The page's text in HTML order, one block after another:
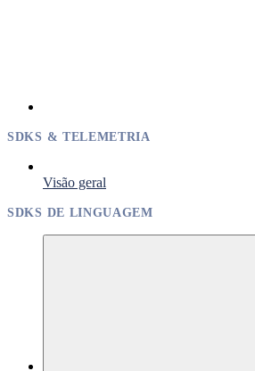
SDKS & TELEMETRIA
Visão geral
SDKS DE LINGUAGEM